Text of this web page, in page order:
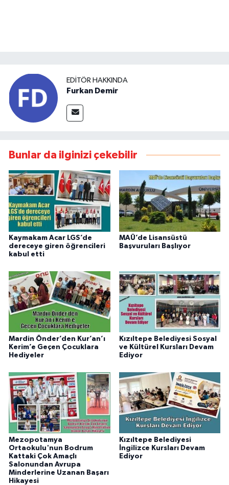
EDITÖR HAKKINDA
Furkan Demir
Bunlar da ilginizi çekebilir
Kaymakam Acar LGS’de
dereceye giren öğrencileri
kabul etti
MAÜ’de Lisansüstü
Başvuruları Başlıyor
Mardin Önder’den Kur’an’ı
Kerim’e Geçen Çocuklara
Hediyeler
Kızıltepe Belediyesi Sosyal
ve Kültürel Kursları Devam
Ediyor
Mezopotamya
Ortaokulu'nun Bodrum
Kattaki Çok Amaçlı
Salonundan Avrupa
Minderlerine Uzanan Başarı
Hikayesi
Kızıltepe Belediyesi
İngilizce Kursları Devam
Ediyor